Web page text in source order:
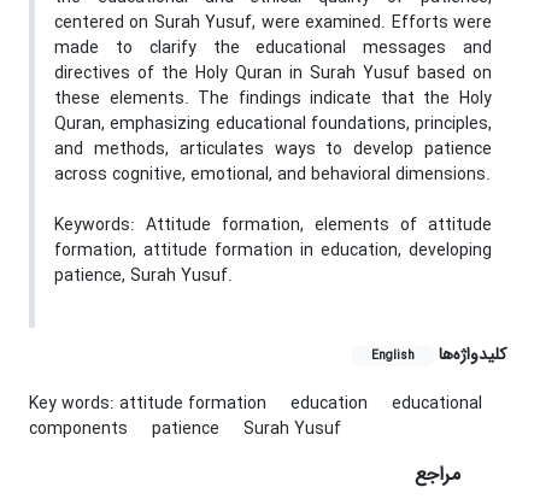
centered on Surah Yusuf, were examined. Efforts were
made to clarify the educational messages and
directives of the Holy Quran in Surah Yusuf based on
these elements. The findings indicate that the Holy
Quran, emphasizing educational foundations, principles,
and methods, articulates ways to develop patience
across cognitive, emotional, and behavioral dimensions.
Keywords: Attitude formation, elements of attitude
formation, attitude formation in education, developing
patience, Surah Yusuf.
کلیدواژه‌ها English
Key words: attitude formation education
educational
components
patience Surah Yusuf
مراجع